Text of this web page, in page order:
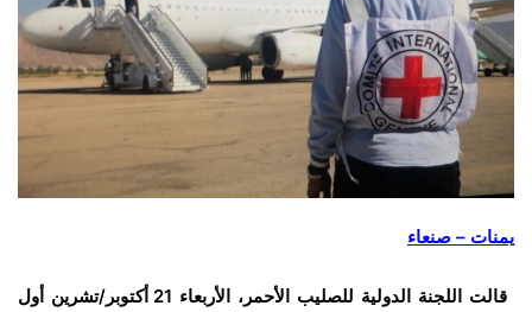
يمنات – صنعاء
قالت اللجنة الدولية للصليب الأحمر، الأربعاء 21 أكتوبر/تشرين أول